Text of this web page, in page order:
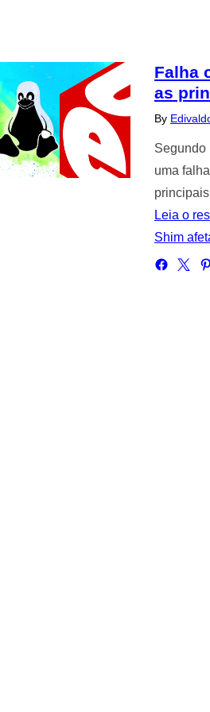
Falha
as
By
Segundo
uma
Leia o
Shim